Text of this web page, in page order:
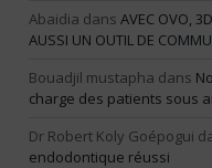
Abaidia dans AVEC OVO,
AUSSI UN OUTIL DE
Bouadjil mustapha dans
charge des patients sous
Dr Robert Koly Goépogui
endodontique réussi